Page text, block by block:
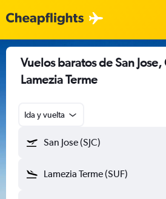
Vuelos baratos de San
Lamezia Terme
Ida y vuelta
San Jose (SJC)
Lamezia Terme (SUF)